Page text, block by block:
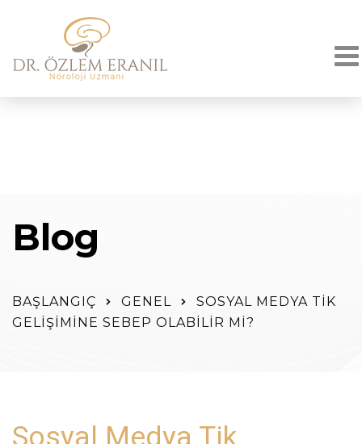
Blog
BAŞLANGIÇ GENEL
SOSYAL MEDYA TIK
GELIŞIMINE SEBEP OLABILIR MI?
Sosyal Medya Tik